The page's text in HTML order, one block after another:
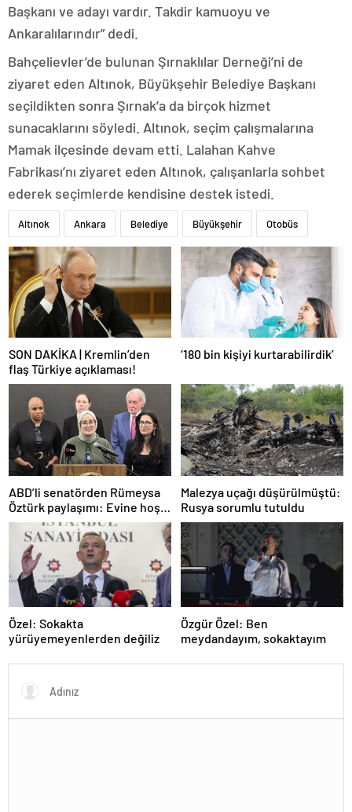
Başkanı ve adayı vardır. Takdir kamuoyu ve
Ankaralılarındır” dedi.
Bahçelievler’de bulunan Şırnaklılar Derneği’ni de
ziyaret eden Altınok, Büyükşehir Belediye Başkanı
seçildikten sonra Şırnak’a da birçok hizmet
sunacaklarını söyledi. Altınok, seçim çalışmalarına
Mamak ilçesinde devam etti. Lalahan Kahve
Fabrikası’nı ziyaret eden Altınok, çalışanlarla sohbet
ederek seçimlerde kendisine destek istedi.
Altınok Ankara Belediye Büyükşehir Otobüs
SON DAKİKA | Kremlin’den
flaş Türkiye açıklaması!
‘180 bin kişiyi kurtarabilirdik’
ABD’li senatörden Rümeysa
Öztürk paylaşımı: Evine hoş
geldin!
Malezya uçağı düşürülmüştü:
Rusya sorumlu tutuldu
Özel: Sokakta
yürüyemeyenlerden değiliz
Özgür Özel: Ben
meydandayım, sokaktayım